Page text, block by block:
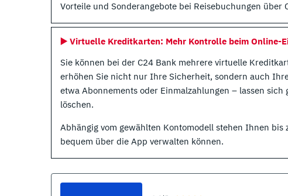
Vorteile und Sonderangebote bei Reisebuchungen über
▶️ Virtuelle Kreditkarten: Mehr Kontrolle beim Online-
Sie können bei der C24 Bank mehrere virtuelle
erhöhen Sie nicht nur Ihre Sicherheit, sondern auch
etwa Abonnements oder Einmalzahlungen – lassen
löschen.
Abhängig vom gewählten Kontomodell stehen Ihnen
bequem über die App verwalten können.